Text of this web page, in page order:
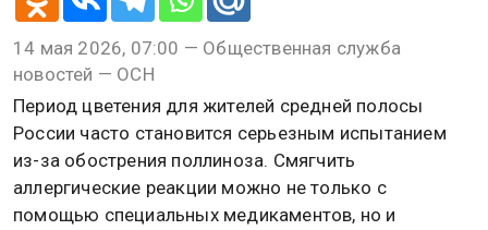
14 мая 2026, 07:00 — Общественная служба
новостей — ОСН
Период цветения для жителей средней полосы
России часто становится серьезным испытанием
из-за обострения поллиноза. Смягчить
аллергические реакции можно не только с
помощью специальных медикаментов, но и